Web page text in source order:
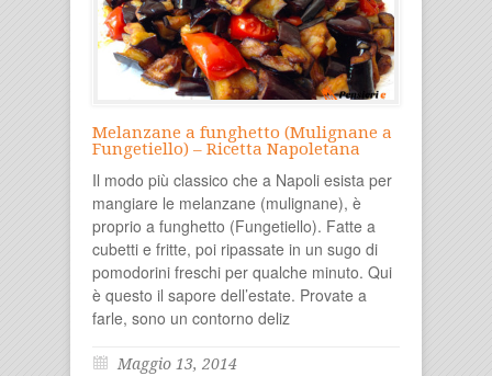
Melanzane a funghetto (Mulignane a
Fungetiello) – Ricetta Napoletana
Il modo più classico che a Napoli esista per
mangiare le melanzane (mulignane), è
proprio a funghetto (Fungetiello). Fatte a
cubetti e fritte, poi ripassate in un sugo di
pomodorini freschi per qualche minuto. Qui
è questo il sapore dell’estate. Provate a
farle, sono un contorno deliz
Maggio 13, 2014